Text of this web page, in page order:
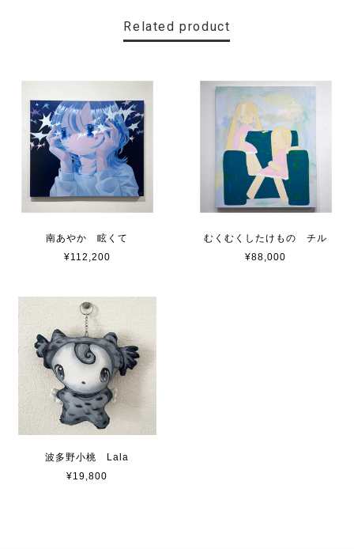
Related product
南あやか 眩くて
¥112,200
むくむくしたけもの チル
¥88,000
波多野小桃 Lala
¥19,800